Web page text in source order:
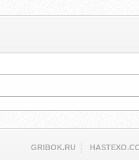
GRIBOK.RU